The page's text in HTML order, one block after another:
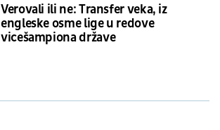
Verovali ili ne: Transfer veka, iz
engleske osme lige u redove
vicešampiona države